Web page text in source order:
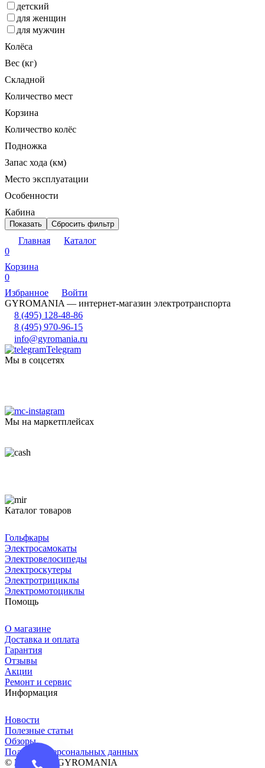
детский
для женщин
для мужчин
Колёса
Вес (кг)
Складной
Количество мест
Корзина
Количество колёс
Подножка
Запас хода (км)
Место эксплуатации
Особенности
Кабина
Показать Сбросить фильтр
Главная
Каталог
0
Корзина
0
Избранное
Войти
GYROMANIA — интернет-магазин электротранспорта
8 (495) 128-48-86
8 (495) 970-96-15
info@gyromania.ru
Telegram
Мы в соцсетях
Мы на маркетплейсах
Каталог товаров
Гольфкары
Электросамокаты
Электровелосипеды
Электроскутеры
Электротрициклы
Электромотоциклы
Помощь
О магазине
Доставка и оплата
Гарантия
Отзывы
Акции
Ремонт и сервис
Информация
Новости
Полезные статьи
Обзоры
Политика персональных данных
© 2016-2026 GYROMANIA